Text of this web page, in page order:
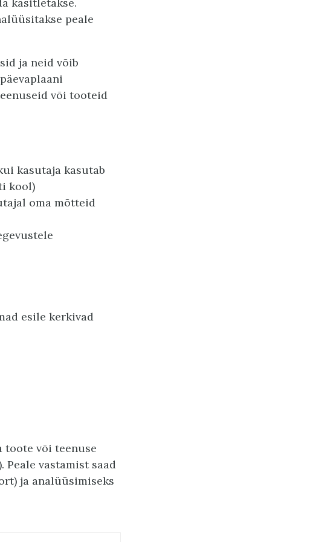
peale
ja neid võib
või tooteid
kasutaja kasutab
kool)
oma mõtteid
esile kerkivad
toote või teenuse
Peale vastamist saad
ja analüüsimiseks